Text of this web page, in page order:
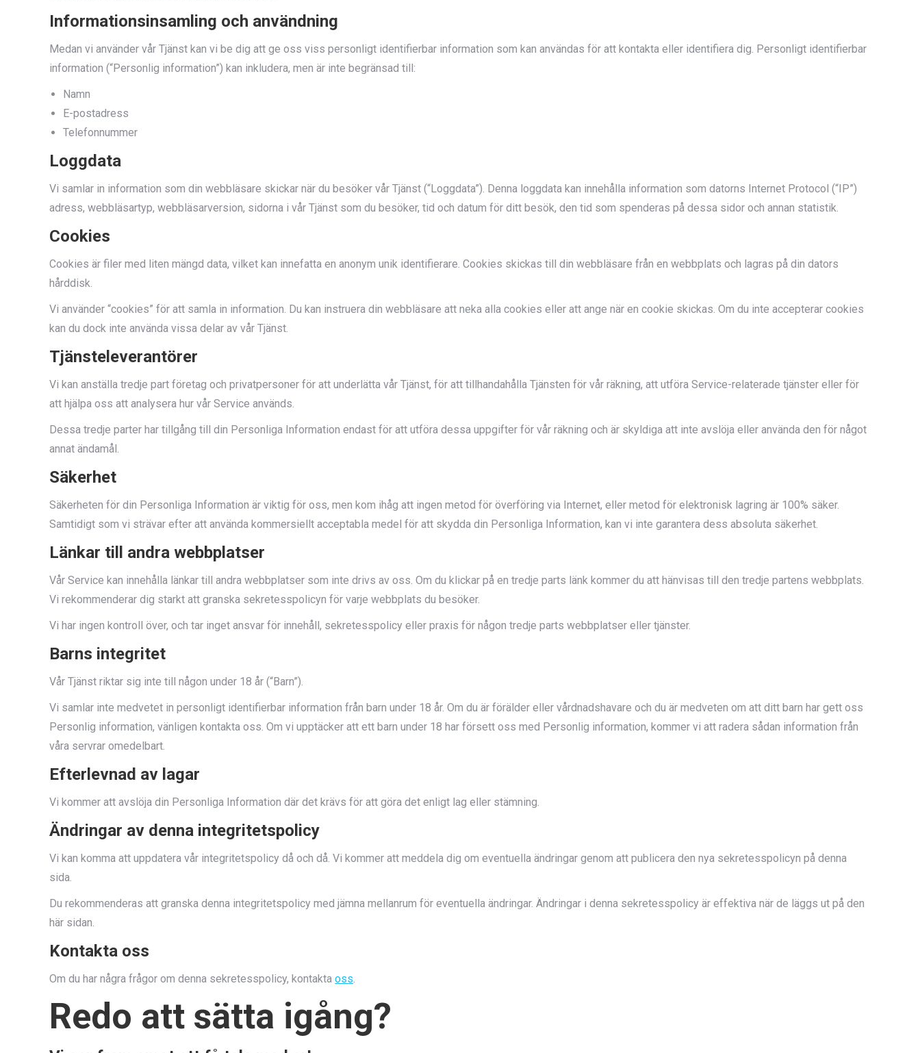
Informationsinsamling och användning
Medan vi använder vår Tjänst kan vi be dig att ge oss viss personligt identifierbar information som kan användas för att kontakta eller identifiera dig. Personligt identifierbar
information (“Personlig information”) kan inkludera, men är inte begränsad till:
Namn
E-postadress
Telefonnummer
Loggdata
Vi samlar in information som din webbläsare skickar när du besöker vår Tjänst (“Loggdata”). Denna loggdata kan innehålla information som datorns Internet Protocol (“IP”)
adress, webbläsartyp, webbläsarversion, sidorna i vår Tjänst som du besöker, tid och datum för ditt besök, den tid som spenderas på dessa sidor och annan statistik.
Cookies
Cookies är filer med liten mängd data, vilket kan innefatta en anonym unik identifierare. Cookies skickas till din webbläsare från en webbplats och lagras på din dators
hårddisk.
Vi använder “cookies” för att samla in information. Du kan instruera din webbläsare att neka alla cookies eller att ange när en cookie skickas. Om du inte accepterar cookies
kan du dock inte använda vissa delar av vår Tjänst.
Tjänsteleverantörer
Vi kan anställa tredje part företag och privatpersoner för att underlätta vår Tjänst, för att tillhandahålla Tjänsten för vår räkning, att utföra Service-relaterade tjänster eller för
att hjälpa oss att analysera hur vår Service används.
Dessa tredje parter har tillgång till din Personliga Information endast för att utföra dessa uppgifter för vår räkning och är skyldiga att inte avslöja eller använda den för något
annat ändamål.
Säkerhet
Säkerheten för din Personliga Information är viktig för oss, men kom ihåg att ingen metod för överföring via Internet, eller metod för elektronisk lagring är 100% säker.
Samtidigt som vi strävar efter att använda kommersiellt acceptabla medel för att skydda din Personliga Information, kan vi inte garantera dess absoluta säkerhet.
Länkar till andra webbplatser
Vår Service kan innehålla länkar till andra webbplatser som inte drivs av oss. Om du klickar på en tredje parts länk kommer du att hänvisas till den tredje partens webbplats.
Vi rekommenderar dig starkt att granska sekretesspolicyn för varje webbplats du besöker.
Vi har ingen kontroll över, och tar inget ansvar för innehåll, sekretesspolicy eller praxis för någon tredje parts webbplatser eller tjänster.
Barns integritet
Vår Tjänst riktar sig inte till någon under 18 år (“Barn”).
Vi samlar inte medvetet in personligt identifierbar information från barn under 18 år. Om du är förälder eller vårdnadshavare och du är medveten om att ditt barn har gett oss
Personlig information, vänligen kontakta oss. Om vi upptäcker att ett barn under 18 har försett oss med Personlig information, kommer vi att radera sådan information från
våra servrar omedelbart.
Efterlevnad av lagar
Vi kommer att avslöja din Personliga Information där det krävs för att göra det enligt lag eller stämning.
Ändringar av denna integritetspolicy
Vi kan komma att uppdatera vår integritetspolicy då och då. Vi kommer att meddela dig om eventuella ändringar genom att publicera den nya sekretesspolicyn på denna
sida.
Du rekommenderas att granska denna integritetspolicy med jämna mellanrum för eventuella ändringar. Ändringar i denna sekretesspolicy är effektiva när de läggs ut på den
här sidan.
Kontakta oss
Om du har några frågor om denna sekretesspolicy, kontakta oss.
Redo att sätta igång?